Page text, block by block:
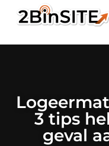
3 tips
geval